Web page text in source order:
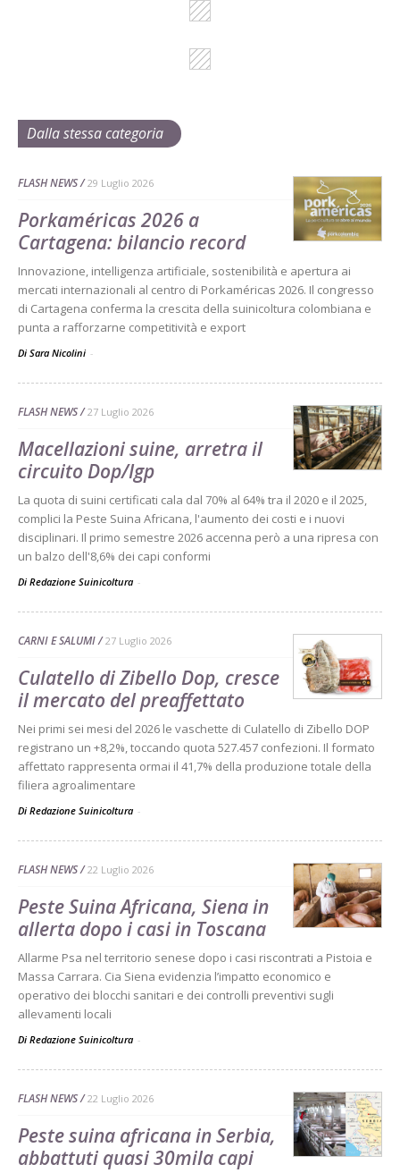
Dalla stessa categoria
FLASH NEWS 29 Luglio 2026
Porkaméricas 2026 a
Cartagena: bilancio record
Innovazione, intelligenza artificiale, sostenibilità e apertura ai
mercati internazionali al centro di Porkaméricas 2026. Il congresso
di Cartagena conferma la crescita della suinicoltura colombiana e
punta a rafforzarne competitività e export
Di Sara Nicolini -
FLASH NEWS 27 Luglio 2026
Macellazioni suine, arretra il
circuito Dop/Igp
La quota di suini certificati cala dal 70% al 64% tra il 2020 e il 2025,
complici la Peste Suina Africana, l'aumento dei costi e i nuovi
disciplinari. Il primo semestre 2026 accenna però a una ripresa con
un balzo dell'8,6% dei capi conformi
Di Redazione Suinicoltura -
CARNI E SALUMI 27 Luglio 2026
Culatello di Zibello Dop, cresce
il mercato del preaffettato
Nei primi sei mesi del 2026 le vaschette di Culatello di Zibello DOP
registrano un +8,2%, toccando quota 527.457 confezioni. Il formato
affettato rappresenta ormai il 41,7% della produzione totale della
filiera agroalimentare
Di Redazione Suinicoltura -
FLASH NEWS 22 Luglio 2026
Peste Suina Africana, Siena in
allerta dopo i casi in Toscana
Allarme Psa nel territorio senese dopo i casi riscontrati a Pistoia e
Massa Carrara. Cia Siena evidenzia l’impatto economico e
operativo dei blocchi sanitari e dei controlli preventivi sugli
allevamenti locali
Di Redazione Suinicoltura -
FLASH NEWS 22 Luglio 2026
Peste suina africana in Serbia,
abbattuti quasi 30mila capi